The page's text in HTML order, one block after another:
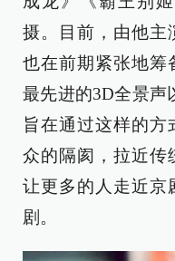
摄。目前，由他主
也在前期紧张地筹
最先进的3D全景声
旨在通过这样的
众的隔阂，拉近传
让更多的人走近京
剧。